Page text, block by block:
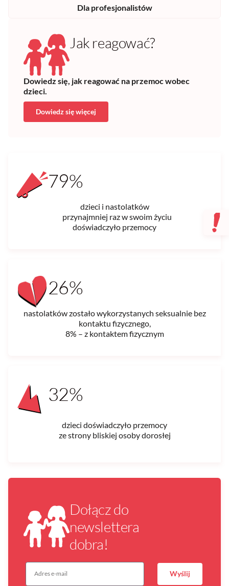
Dla profesjonalistów
Jak reagować?
Dowiedz się, jak reagować na przemoc wobec
dzieci.
Dowiedz się więcej
79%
dzieci i nastolatków
przynajmniej raz w swoim życiu
doświadczyło przemocy
26%
nastolatków zostało wykorzystanych seksualnie bez
kontaktu fizycznego,
8% – z kontaktem fizycznym
32%
dzieci doświadczyło przemocy
ze strony bliskiej osoby dorosłej
Dołącz do
newslettera
dobra!
Wyślij